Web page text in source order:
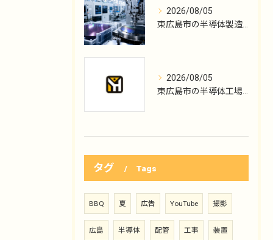
2026/08/05
東広島市の半導体製造、機械メンテ職の入口
2026/08/05
東広島市の半導体工場勤務、KYTから保全へ
タグ Tags
BBQ 夏 広告 YouTube 撮影
広島 半導体 配管 工事 装置